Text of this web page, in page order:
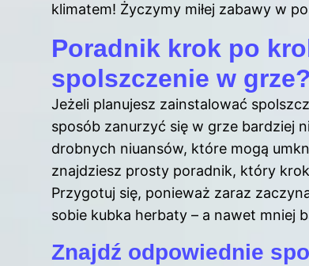
klimatem! Życzymy miłej zabawy w
Poradnik krok po
spolszczenie w grze?
Jeżeli planujesz zainstalować
sposób zanurzyć się w grze bardziej
drobnych niuansów, które mogą
znajdziesz prosty poradnik, który
Przygotuj się, ponieważ zaraz
sobie kubka herbaty – a nawet mniej
Znajdź odpowiednie